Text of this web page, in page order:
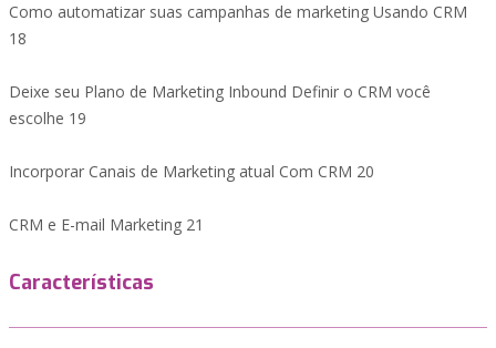
Como automatizar suas campanhas de marketing Usando CRM
18
Deixe seu Plano de Marketing Inbound Definir o CRM você
escolhe 19
Incorporar Canais de Marketing atual Com CRM 20
CRM e E-mail Marketing 21
Características